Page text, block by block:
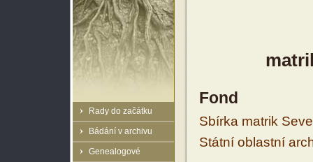
Rady do začátku
Bádání v archivu
Genealogové
Fond
Sbírka matrik
Státní oblastní